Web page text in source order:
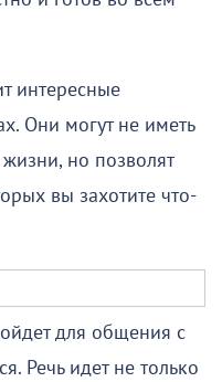
интересные
Они могут не иметь
но позволят
вы захотите что-
для общения с
Речь идет не только